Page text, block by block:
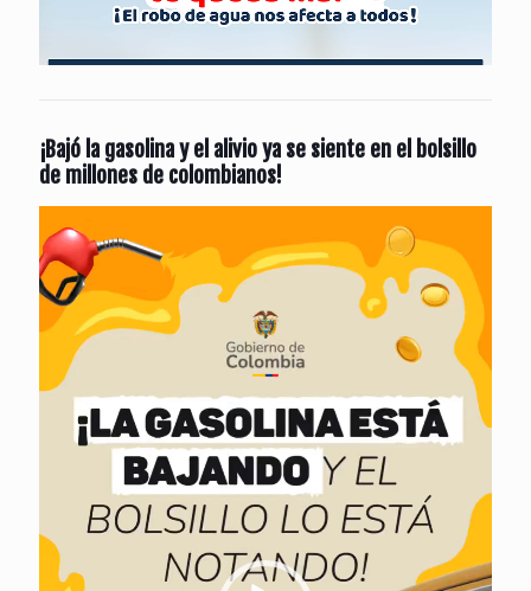
¡Bajó la gasolina y el alivio ya se siente en el bolsillo
de millones de colombianos!
de
vídeo